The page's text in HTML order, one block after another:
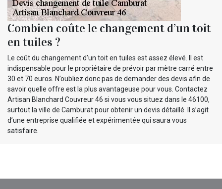
Combien coûte le changement d’un toit
en tuiles ?
Le coût du changement d’un toit en tuiles est assez élevé. Il est
indispensable pour le propriétaire de prévoir par mètre carré entre
30 et 70 euros. N’oubliez donc pas de demander des devis afin de
savoir quelle offre est la plus avantageuse pour vous. Contactez
Artisan Blanchard Couvreur 46 si vous vous situez dans le 46100,
surtout la ville de Camburat pour obtenir un devis détaillé. Il s’agit
d’une entreprise qualifiée et expérimentée qui saura vous
satisfaire.